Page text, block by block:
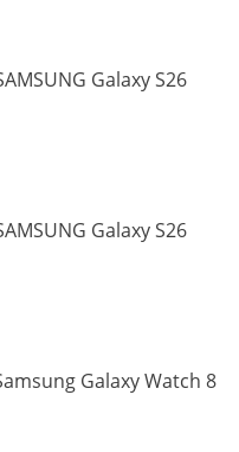
Galaxy S26
Galaxy S26
Galaxy Watch 8